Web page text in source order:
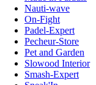
Nauti-wave
On-Fight
Padel-Expert
Pecheur-Store
Pet and Garden
Slowood Interior
Smash-Expert